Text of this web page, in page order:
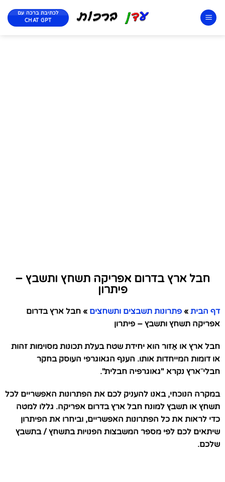
לכתיבת ברכה עם
CHAT GPT
חבל ארץ בדרום אפריקה תשחץ ותשבץ –
פיתרון
דף הבית » פתרונות תשבצים ותשחצים » חבל ארץ בדרום
אפריקה תשחץ ותשבץ – פיתרון
חבל ארץ או אֵזור הוא יחידת שטח בעלת תכונות מסוימות זהות
או דומות המייחדות אותו. הענף הגאוגרפי העוסק בחקר
חבלי⁻ארץ נקרא "גאוגרפיה חבלית".
במקרה הנוכחי, באנו להעניק לכם את הפתרונות האפשריים לכל
תשחץ או תשבץ למונח חבל ארץ בדרום אפריקה. גללו למטה
כדי לראות את כל הפתרונות האפשריים, וביחרו את הפיתרון
שיתאים לכם לפי מספר המשבצות הפנויות בתשחץ / בתשבץ
שלכם.